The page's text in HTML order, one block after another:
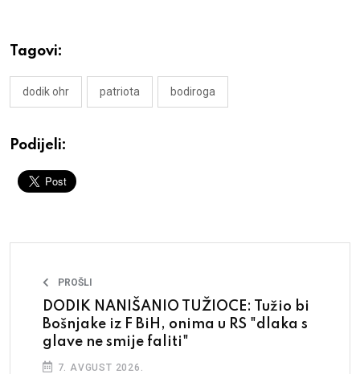
Tagovi:
dodik ohr patriota bodiroga
Podijeli:
PROŠLI
DODIK NANIŠANIO TUŽIOCE: Tužio bi
Bošnjake iz F BiH, onima u RS "dlaka s
glave ne smije faliti"
7. AVGUST 2026.